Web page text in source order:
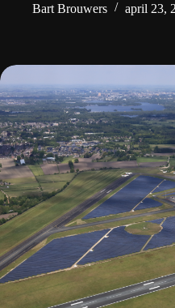
Bart Brouwers
april 23,